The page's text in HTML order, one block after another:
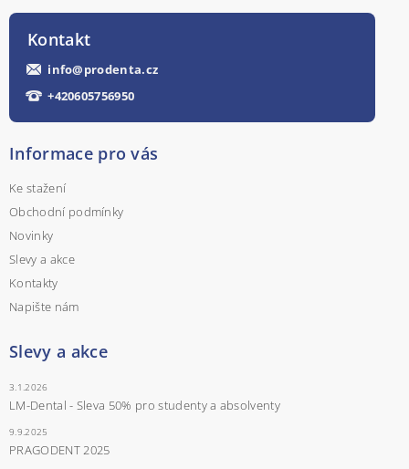
Kontakt
info@prodenta.cz
+420605756950
Informace pro vás
Ke stažení
Obchodní podmínky
Novinky
Slevy a akce
Kontakty
Napište nám
Slevy a akce
3.1.2026
LM-Dental - Sleva 50% pro studenty a absolventy
9.9.2025
PRAGODENT 2025